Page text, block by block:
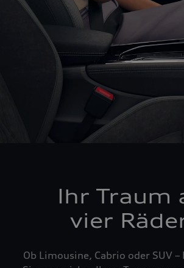
Ihr Traum
vier
Ob Limousine, Cabrio oder SUV